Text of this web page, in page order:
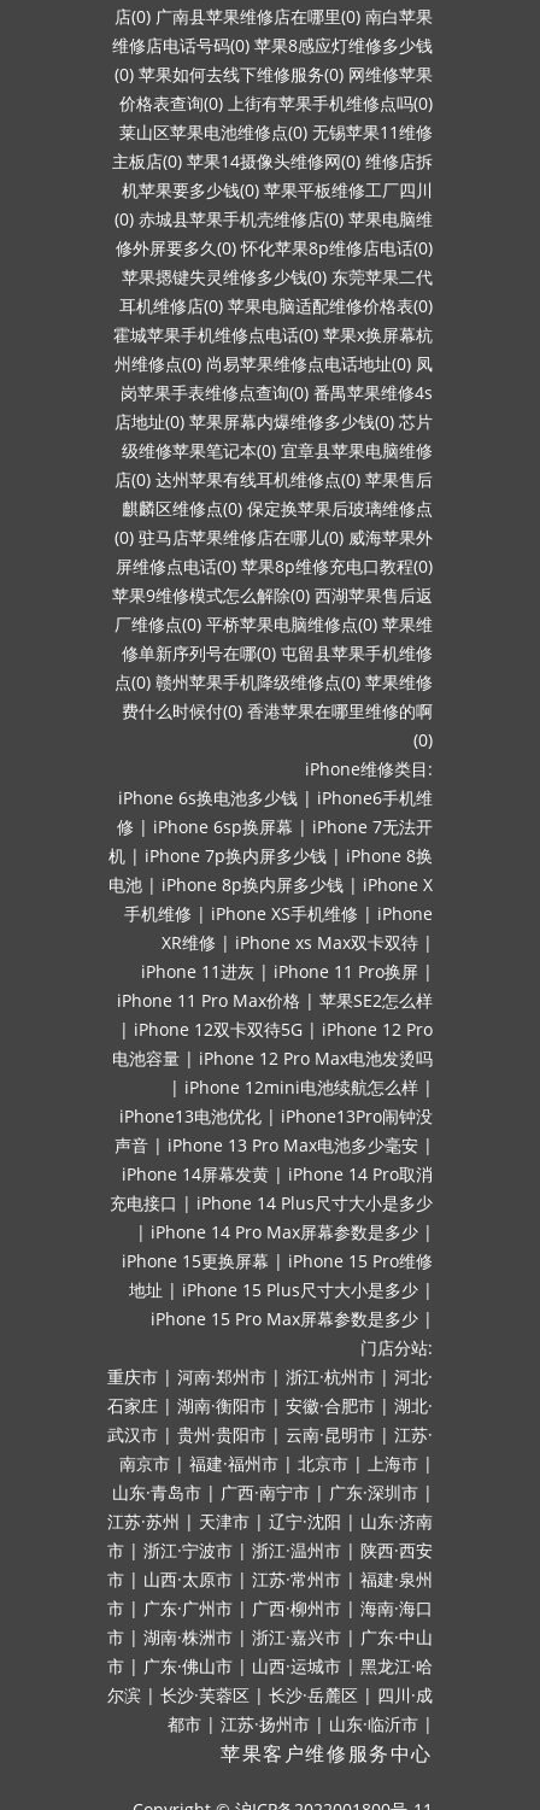
店(0) 广南县苹果维修店在哪里(0) 南白苹果
维修店电话号码(0) 苹果8感应灯维修多少钱
(0) 苹果如何去线下维修服务(0) 网维修苹果
价格表查询(0) 上街有苹果手机维修点吗(0)
莱山区苹果电池维修点(0) 无锡苹果11维修
主板店(0) 苹果14摄像头维修网(0) 维修店拆
机苹果要多少钱(0) 苹果平板维修工厂四川
(0) 赤城县苹果手机壳维修店(0) 苹果电脑维
修外屏要多久(0) 怀化苹果8p维修店电话(0)
苹果摁键失灵维修多少钱(0) 东莞苹果二代
耳机维修店(0) 苹果电脑适配维修价格表(0)
霍城苹果手机维修点电话(0) 苹果x换屏幕杭
州维修点(0) 尚易苹果维修点电话地址(0) 凤
岗苹果手表维修点查询(0) 番禺苹果维修4s
店地址(0) 苹果屏幕内爆维修多少钱(0) 芯片
级维修苹果笔记本(0) 宜章县苹果电脑维修
店(0) 达州苹果有线耳机维修点(0) 苹果售后
麒麟区维修点(0) 保定换苹果后玻璃维修点
(0) 驻马店苹果维修店在哪儿(0) 威海苹果外
屏维修点电话(0) 苹果8p维修充电口教程(0)
苹果9维修模式怎么解除(0) 西湖苹果售后返
厂维修点(0) 平桥苹果电脑维修点(0) 苹果维
修单新序列号在哪(0) 屯留县苹果手机维修
点(0) 赣州苹果手机降级维修点(0) 苹果维修
费什么时候付(0) 香港苹果在哪里维修的啊
(0)
iPhone维修类目:
iPhone 6s换电池多少钱 | iPhone6手机维
修 | iPhone 6sp换屏幕 | iPhone 7无法开
机 | iPhone 7p换内屏多少钱 | iPhone 8换
电池 | iPhone 8p换内屏多少钱 | iPhone X
手机维修 | iPhone XS手机维修 | iPhone
XR维修 | iPhone xs Max双卡双待 |
iPhone 11进灰 | iPhone 11 Pro换屏 |
iPhone 11 Pro Max价格 | 苹果SE2怎么样
| iPhone 12双卡双待5G | iPhone 12 Pro
电池容量 | iPhone 12 Pro Max电池发烫吗
| iPhone 12mini电池续航怎么样 |
iPhone13电池优化 | iPhone13Pro闹钟没
声音 | iPhone 13 Pro Max电池多少毫安 |
iPhone 14屏幕发黄 | iPhone 14 Pro取消
充电接口 | iPhone 14 Plus尺寸大小是多少
| iPhone 14 Pro Max屏幕参数是多少 |
iPhone 15更换屏幕 | iPhone 15 Pro维修
地址 | iPhone 15 Plus尺寸大小是多少 |
iPhone 15 Pro Max屏幕参数是多少 |
门店分站:
重庆市 | 河南·郑州市 | 浙江·杭州市 | 河北·
石家庄 | 湖南·衡阳市 | 安徽·合肥市 | 湖北·
武汉市 | 贵州·贵阳市 | 云南·昆明市 | 江苏·
南京市 | 福建·福州市 | 北京市 | 上海市 |
山东·青岛市 | 广西·南宁市 | 广东·深圳市 |
江苏·苏州 | 天津市 | 辽宁·沈阳 | 山东·济南
市 | 浙江·宁波市 | 浙江·温州市 | 陕西·西安
市 | 山西·太原市 | 江苏·常州市 | 福建·泉州
市 | 广东·广州市 | 广西·柳州市 | 海南·海口
市 | 湖南·株洲市 | 浙江·嘉兴市 | 广东·中山
市 | 广东·佛山市 | 山西·运城市 | 黑龙江·哈
尔滨 | 长沙·芙蓉区 | 长沙·岳麓区 | 四川·成
都市 | 江苏·扬州市 | 山东·临沂市 |
苹果客户维修服务中心